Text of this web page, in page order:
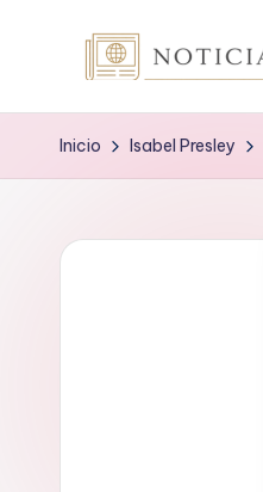
contenido
n
o
i
Inicio Isabel Presley